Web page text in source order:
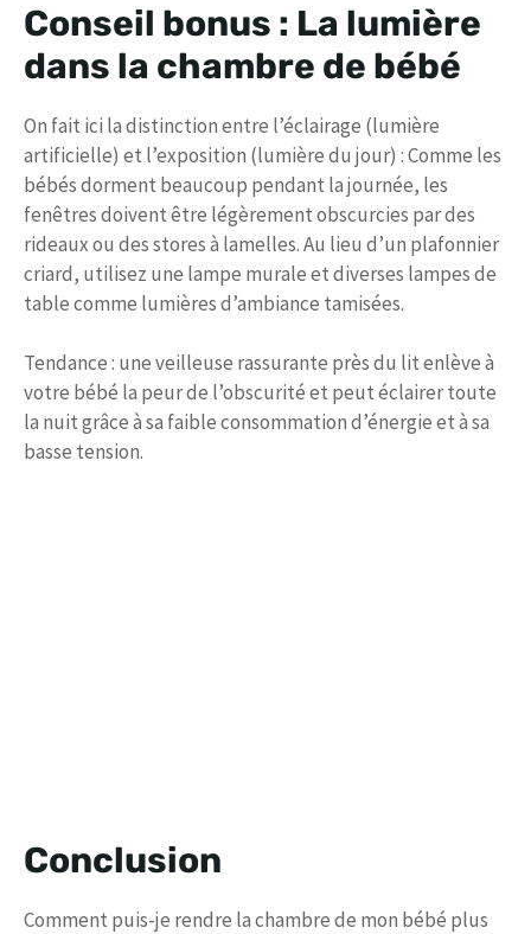
Conseil bonus : La lumière
dans la chambre de bébé
On fait ici la distinction entre l’éclairage (lumière
artificielle) et l’exposition (lumière du jour) : Comme les
bébés dorment beaucoup pendant la journée, les
fenêtres doivent être légèrement obscurcies par des
rideaux ou des stores à lamelles. Au lieu d’un plafonnier
criard, utilisez une lampe murale et diverses lampes de
table comme lumières d’ambiance tamisées.
Tendance : une veilleuse rassurante près du lit enlève à
votre bébé la peur de l’obscurité et peut éclairer toute
la nuit grâce à sa faible consommation d’énergie et à sa
basse tension.
Conclusion
Comment puis-je rendre la chambre de mon bébé plus